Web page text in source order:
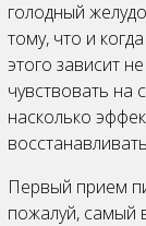
голодный
тому, что и
этого зависит
чувствовать на
насколько
Первый прием
пожалуй, самый